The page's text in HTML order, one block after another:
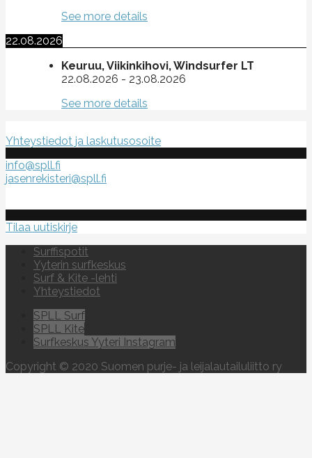
See more details
22.08.2026
Keuruu, Viikinkihovi, Windsurfer LT
22.08.2026 - 23.08.2026
See more details
Yhteystiedot ja laskutusosoite
info@spll.fi
jasenrekisteri@spll.fi
Tilaa uutiskirje
Surffispotit
Yyterin surfkeskus
Surf & Kite -lehti
Yhteystiedot
SPLL Surf
SPLL Kite
Surfkeskus Yyteri Instagram
Copyright © 2020 Suomen purje- ja leijalautailuliitto ry